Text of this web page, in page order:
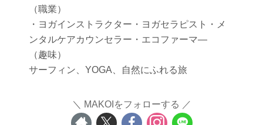
（職業）
・ヨガインストラクター・ヨガセラピスト・メ
ンタルケアカウンセラー・エコファーマ―
（趣味）
サーフィン、YOGA、自然にふれる旅
MAKOIをフォローする